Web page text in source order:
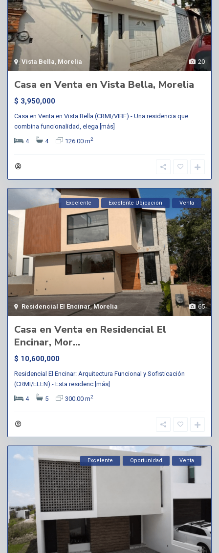
20
Vista Bella Morelia
Casa en Venta en Vista Bella, Morelia
$ 3,950,000
Casa en Venta en Vista Bella (CRMI/VIBE).- Una residencia que
combina funcionalidad, elega [más]
4
4 126.00 m2
65
Residencial El Encinar,Morelia
Excelente Excelente Ubicación Venta
Casa en Venta en Residencial El
Encinar, Mor...
$ 10,600,000
Residencial El Encinar: Arquitectura Funcional y Sofisticación
(CRMI/ELEN).- Esta residenc [más]
4
5 300.00 m2
Excelente Oportunidad Venta